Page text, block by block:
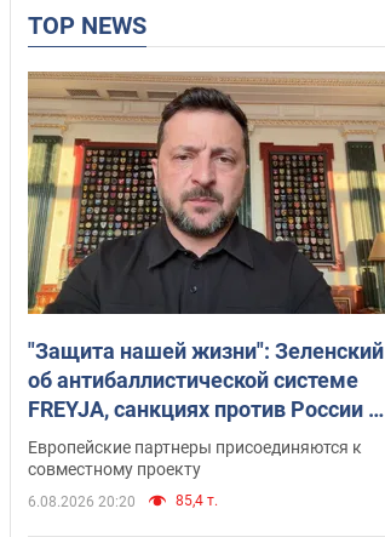
TOP NEWS
"Защита нашей жизни": Зеленский
об антибаллистической системе
FREYJA, санкциях против России и
поддержке аграриев. Видео
Европейские партнеры присоединяются к
совместному проекту
6.08.2026 20:20 85,4 т.